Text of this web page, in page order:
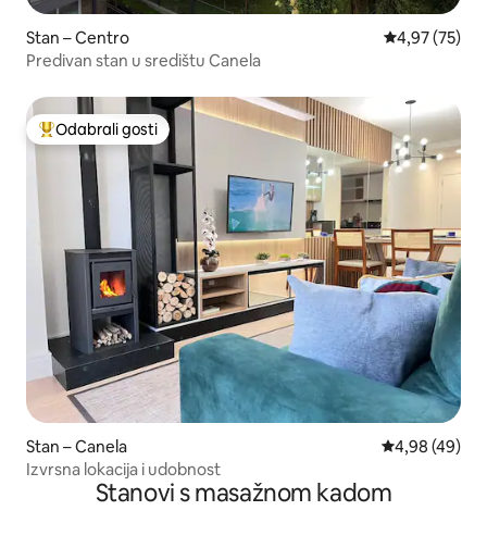
Stan – Centro Prosječna
4,97 (75)
Predivan stan u središtu Canela
Među najviše rangiranima s oznakom „Odabrali gosti”
Odabrali gosti
Stan – Canela Prosječna
4,98 (49)
Izvrsna lokacija i udobnost
Stanovi s masažnom kadom